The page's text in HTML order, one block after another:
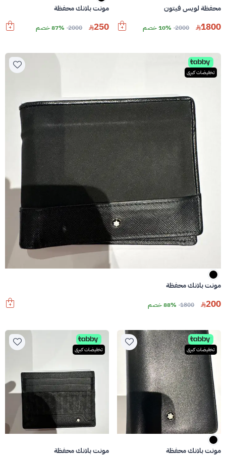
محفظة لويس فيتون
1800
2000 10% خصم
مونت بلانك محفظة
250
2000 87% خصم
تخفيضات كبرى
مونت بلانك محفظة
200
1800 88% خصم
تخفيضات كبرى
مونت بلانك محفظة
تخفيضات كبرى
مونت بلانك محفظة